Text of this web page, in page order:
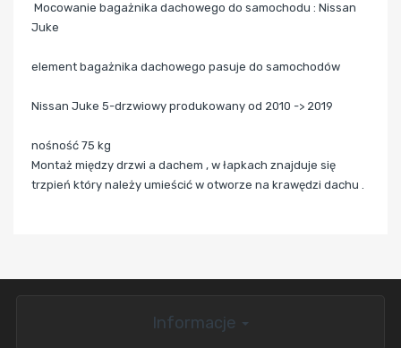
Mocowanie bagażnika dachowego do samochodu : Nissan
Juke
element bagażnika dachowego pasuje do samochodów
Nissan Juke 5-drzwiowy produkowany od 2010 -> 2019
nośność 75 kg
Montaż między drzwi a dachem , w łapkach znajduje się
trzpień który należy umieścić w otworze na krawędzi dachu .
Informacje